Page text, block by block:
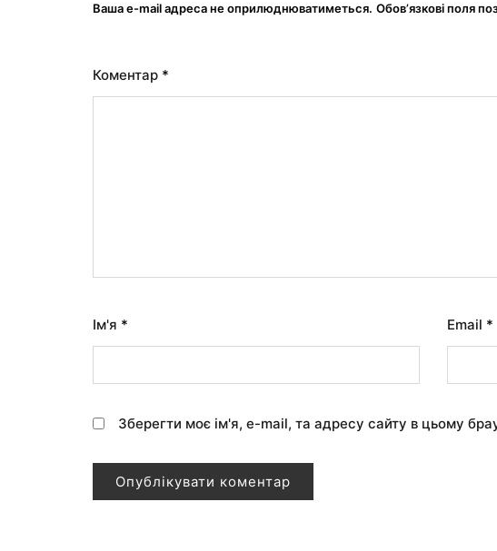
Ваша e-mail адреса не оприлюднюватиметься. Обов’язкові поля
Коментар *
Ім'я * Email *
Зберегти моє ім'я, e-mail, та адресу сайту в цьому